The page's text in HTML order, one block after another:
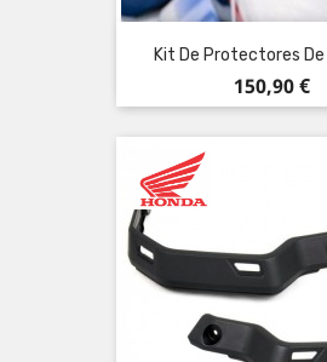
Kit De Protectores De
Precio
150,90 €